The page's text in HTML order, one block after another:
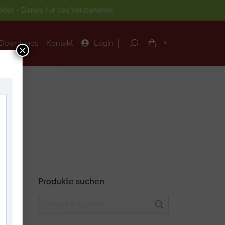
Downloads Kontakt Login Search: 0
Produkte suchen
- Danke für das Verständnis!
×